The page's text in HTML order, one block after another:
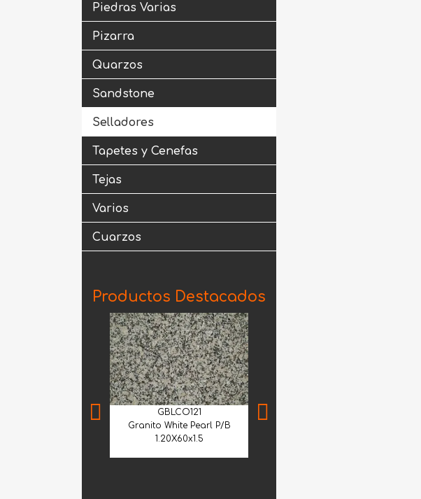
Piedras Varias
Pizarra
Quarzos
Sandstone
Selladores
Tapetes y Cenefas
Tejas
Varios
Cuarzos
Productos Destacados
GBLCO121
Granito White Pearl P/B
1.20X60x1.5